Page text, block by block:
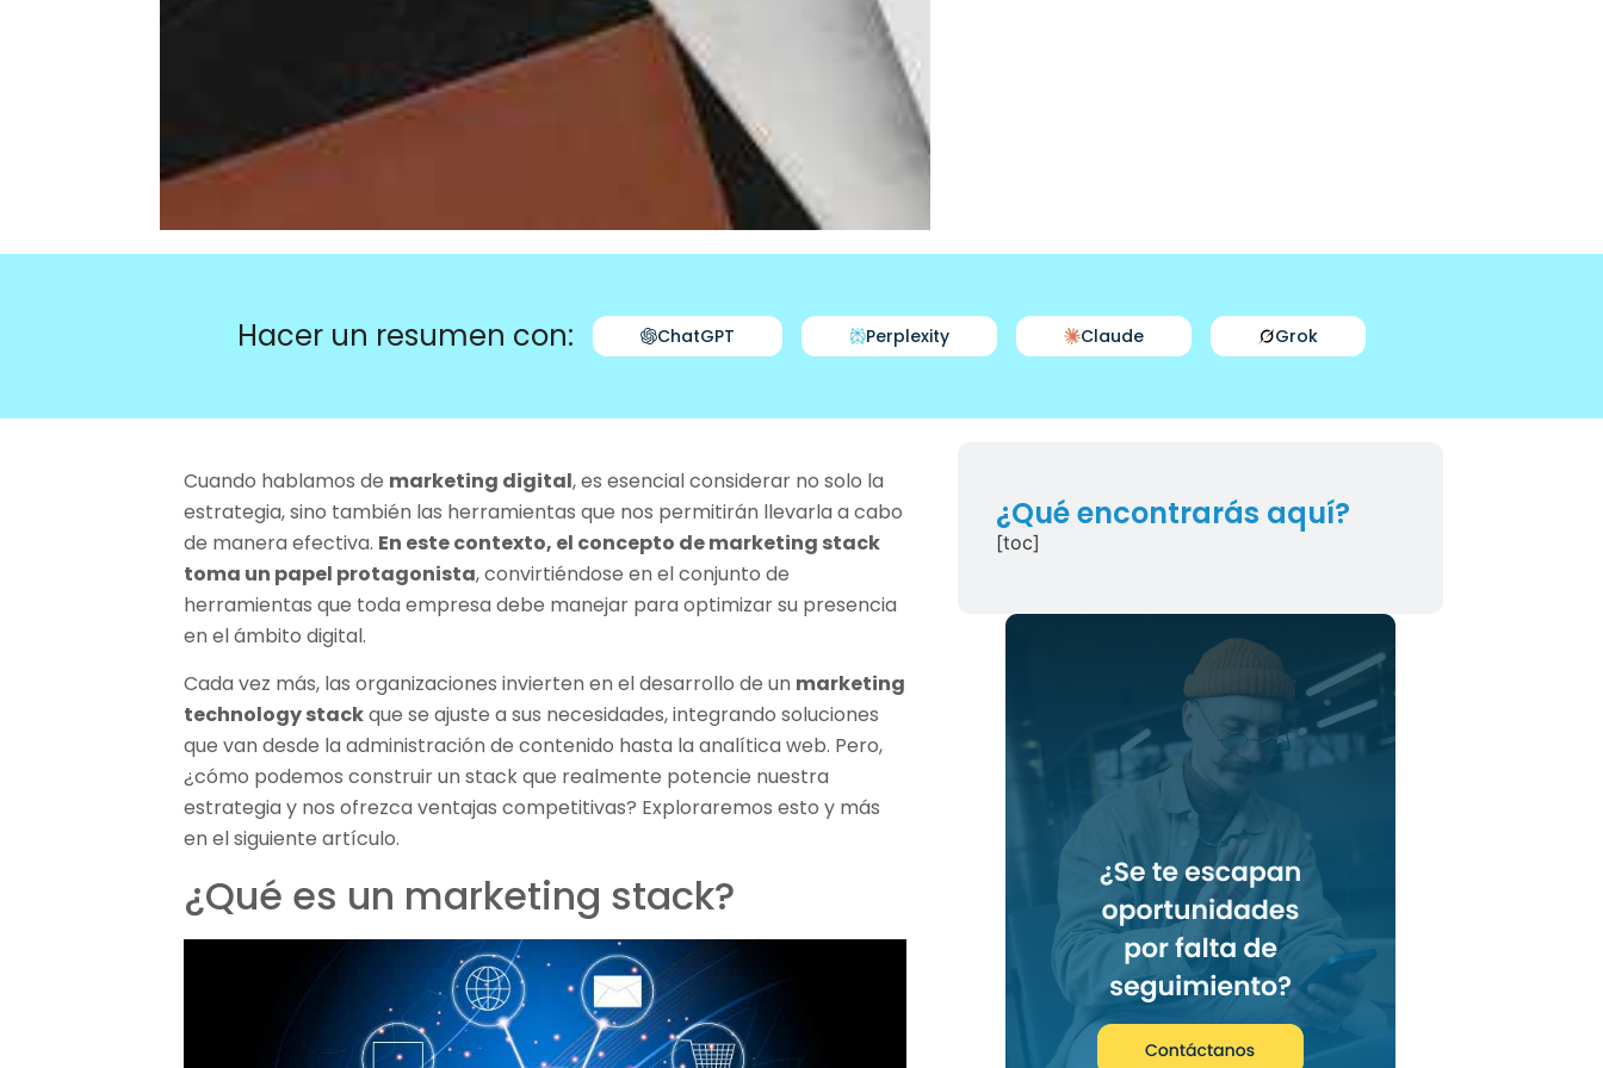
Hacer un resumen con: ChatGPT Perplexity Claude Grok
Cuando hablamos de marketing digital, es esencial considerar no solo la
estrategia, sino también las herramientas que nos permitirán llevarla a cabo
de manera efectiva. En este contexto, el concepto de marketing stack
toma un papel protagonista, convirtiéndose en el conjunto de
herramientas que toda empresa debe manejar para optimizar su presencia
en el ámbito digital.
Cada vez más, las organizaciones invierten en el desarrollo de un marketing
technology stackque se ajuste a sus necesidades, integrando soluciones
que van desde la administración de contenido hasta la analítica web. Pero,
¿cómo podemos construir un stack que realmente potencie nuestra
estrategia y nos ofrezca ventajas competitivas? Exploraremos esto y más
en el siguiente artículo.
¿Qué es un marketing stack?
¿Qué encontrarás aquí?
[toc]